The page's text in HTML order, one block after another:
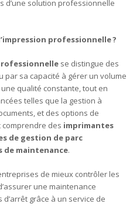
d’une solution professionnelle
professionnelle?
se distingue des
par sa capacité à gérer un volume
qualité constante, tout en
telles que la gestion à
et des options de
des imprimantes
de gestion de parc
de maintenance.
de mieux contrôler les
une maintenance
grâce à un service de